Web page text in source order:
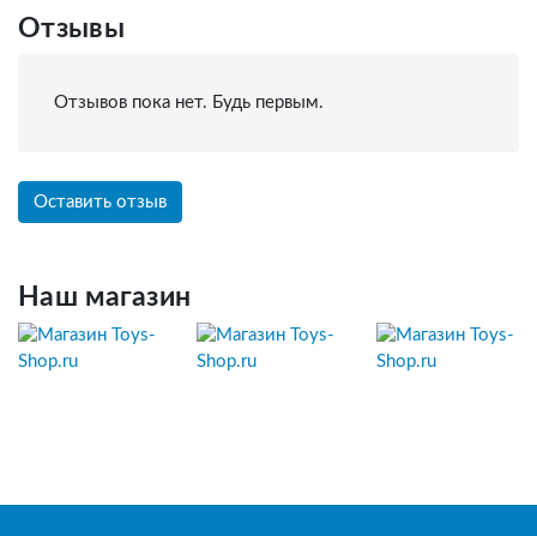
Отзывы
Отзывов пока нет. Будь первым.
Оставить отзыв
Наш магазин